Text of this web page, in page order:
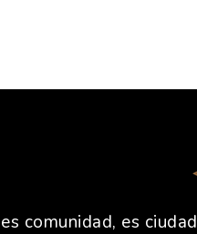
comunidad, es